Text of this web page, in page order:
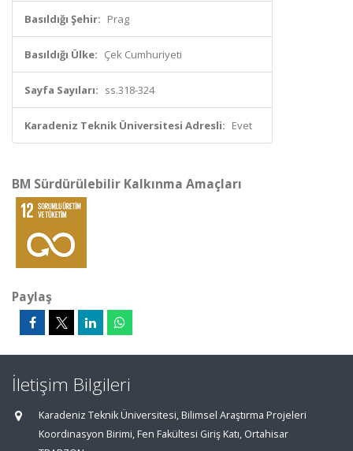
Basıldığı Şehir: Prag
Basıldığı Ülke: Çek Cumhuriyeti
Sayfa Sayıları: ss.318-324
Karadeniz Teknik Üniversitesi Adresli: Evet
BM Sürdürülebilir Kalkınma Amaçları
Paylaş
İletişim Bilgileri
Karadeniz Teknik Üniversitesi, Bilimsel Araştırma Projeleri
Koordinasyon Birimi, Fen Fakültesi Giriş Katı, Ortahisar